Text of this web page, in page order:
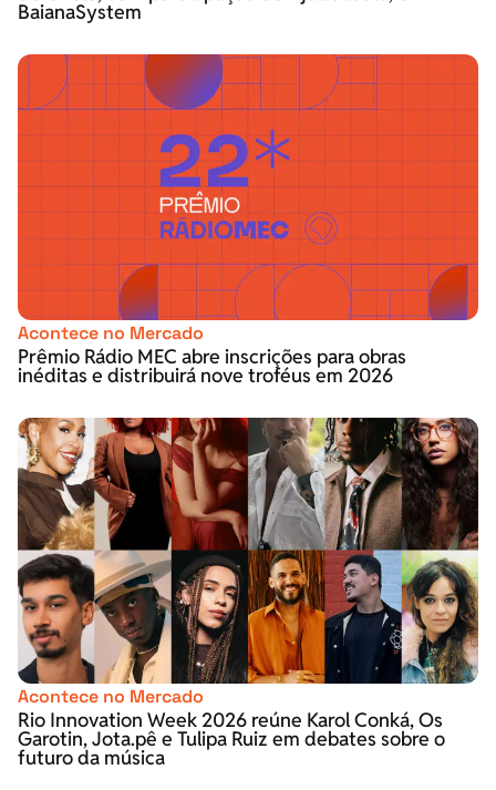
BaianaSystem
Acontece no Mercado
Prêmio Rádio MEC abre inscrições para obras
inéditas e distribuirá nove troféus em 2026
Acontece no Mercado
Rio Innovation Week 2026 reúne Karol Conká, Os
Garotin, Jota.pê e Tulipa Ruiz em debates sobre o
futuro da música